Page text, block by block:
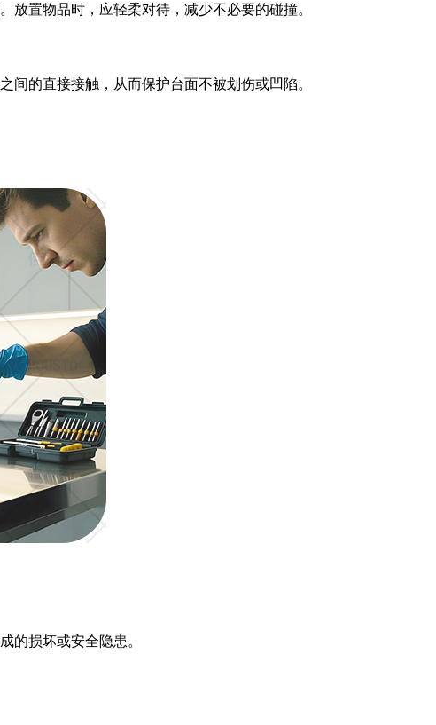
置物品时，应轻柔对待，减少不必要的碰撞。
的直接接触，从而保护台面不被划伤或凹陷。
的损坏或安全隐患。